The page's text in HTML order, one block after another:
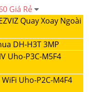
Giá Rẻ
Quay Xoay Ngoài
DH-H3T 3MP
Uho-P3C-M5F4
Uho-P2C-M4F4